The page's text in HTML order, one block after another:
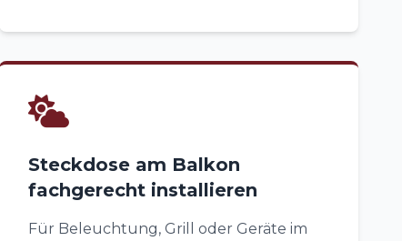
Steckdose am Balkon
fachgerecht installieren
Für Beleuchtung, Grill oder Geräte im